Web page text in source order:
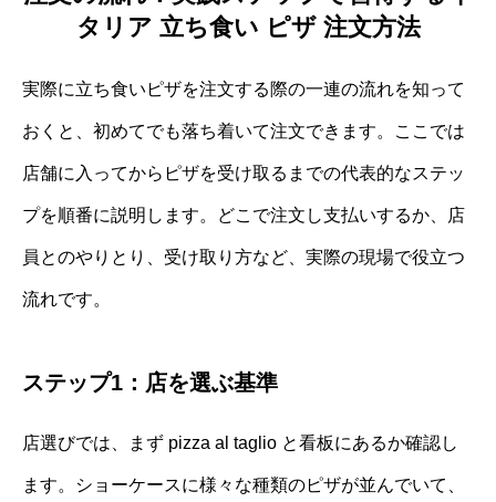
タリア 立ち食い ピザ 注文方法
実際に立ち食いピザを注文する際の一連の流れを知って
おくと、初めてでも落ち着いて注文できます。ここでは
店舗に入ってからピザを受け取るまでの代表的なステッ
プを順番に説明します。どこで注文し支払いするか、店
員とのやりとり、受け取り方など、実際の現場で役立つ
流れです。
ステップ1：店を選ぶ基準
店選びでは、まず pizza al taglio と看板にあるか確認し
ます。ショーケースに様々な種類のピザが並んでいて、